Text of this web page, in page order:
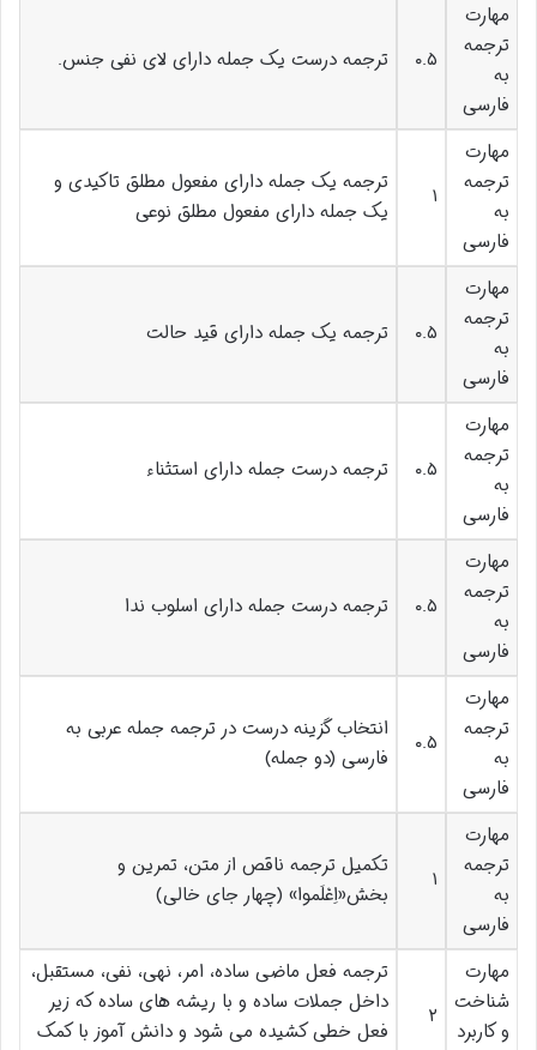
مهارت
ترجمه
به
فارسی
۰.۵ ترجمه درست یک جمله دارای لای نفی جنس.
مهارت
ترجمه
به
فارسی
۱
ترجمه یک جمله دارای مفعول مطلق تاکیدی و
یک جمله دارای مفعول مطلق نوعی
مهارت
ترجمه
به
فارسی
۰.۵ ترجمه یک جمله دارای قید حالت
مهارت
ترجمه
به
فارسی
۰.۵ ترجمه درست جمله دارای استثناء
مهارت
ترجمه
به
فارسی
۰.۵ ترجمه درست جمله دارای اسلوب ندا
مهارت
ترجمه
به
فارسی
۰.۵
انتخاب گزینه درست در ترجمه جمله عربی به
فارسی (دو جمله)
مهارت
ترجمه
به
فارسی
۱
تکمیل ترجمه ناقص از متن، تمرین و
بخش«اِعْلَموا» (چهار جای خالی)
مهارت
شناخت
و کاربرد
۲
ترجمه فعل ماضی ساده، امر، نهی، نفی، مستقبل،
داخل جملات ساده و با ریشه های ساده که زیر
فعل خطی کشیده می شود و دانش آموز با کمک